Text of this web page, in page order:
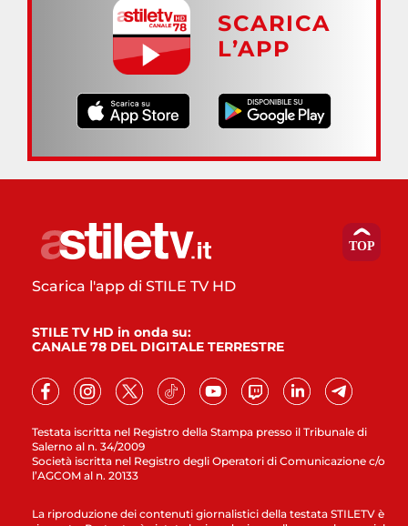
SCARICA
L’APP
Testata iscritta nel Registro della Stampa presso il Tribunale di
Salerno al n. 34/2009
Società iscritta nel Registro degli Operatori di Comunicazione c/o
l’AGCOM al n. 20133
Scarica l'app di STILE TV HD
STILE TV HD in onda su:
CANALE 78 DEL DIGITALE TERRESTRE
La riproduzione dei contenuti giornalistici della testata STILETV è